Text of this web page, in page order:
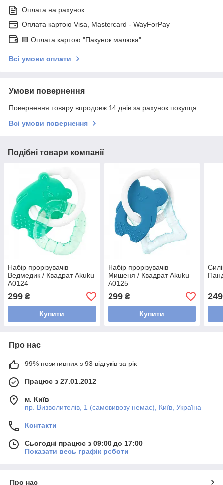
Оплата на рахунок
Оплата картою Visa, Mastercard - WayForPay
🟨 Оплата картою "Пакунок малюка"
Всі умови оплати
Умови повернення
Повернення товару впродовж 14 днів за рахунок покупця
Всі умови повернення
Подібні товари компанії
Набір прорізувачів
Ведмедик / Квадрат Akuku
A0124
299 ₴
Купити
Набір прорізувачів
Мишеня / Квадрат Akuku
A0125
299₴
Купити
249
Про нас
99% позитивних з 93 відгуків за рік
Працює з 27.01.2012
м. Київ
пр. Визволителів, 1 (самовивозу немає), Київ, Україна
Контакти
Сьогодні працює з 09:00 до 17:00
Показати весь графік роботи
Про нас